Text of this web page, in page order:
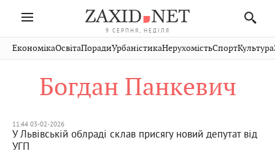
9 СЕРПНЯ, НЕДІЛЯ
Івано-
Франківськ
Волинь
Рівне
Чернівці
Стрий
Хмельницький
Публікації
Авто СловкоКультура
Кіно Дім СпортКраєзнавство
ЕкономікаОсвітаПорадиУрбаністикаНерухомістьСпортКультура
Богдан Панкевич
11:44 03-02-2026
У Львівській облраді склав присягу новий депутат від
УГП